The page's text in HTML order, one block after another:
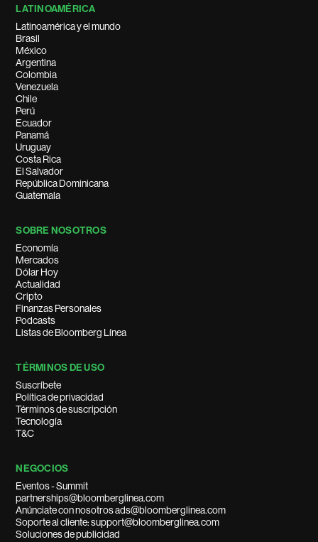
LATINOAMÉRICA
Latinoamérica y el mundo
Brasil
México
Argentina
Colombia
Venezuela
Chile
Perú
Ecuador
Panamá
Uruguay
Costa Rica
El Salvador
República Dominicana
Guatemala
SOBRE NOSOTROS
Economía
Mercados
Dólar Hoy
Actualidad
Cripto
Finanzas Personales
Podcasts
Listas de Bloomberg Línea
TÉRMINOS DE USO
Suscríbete
Política de privacidad
Términos de suscripción
Tecnología
T&C
NEGOCIOS
Eventos - Summit
partnerships@bloomberglinea.com
Anúnciate con nosotros ads@bloomberglinea.com
Soporte al cliente: support@bloomberglinea.com
Soluciones de publicidad